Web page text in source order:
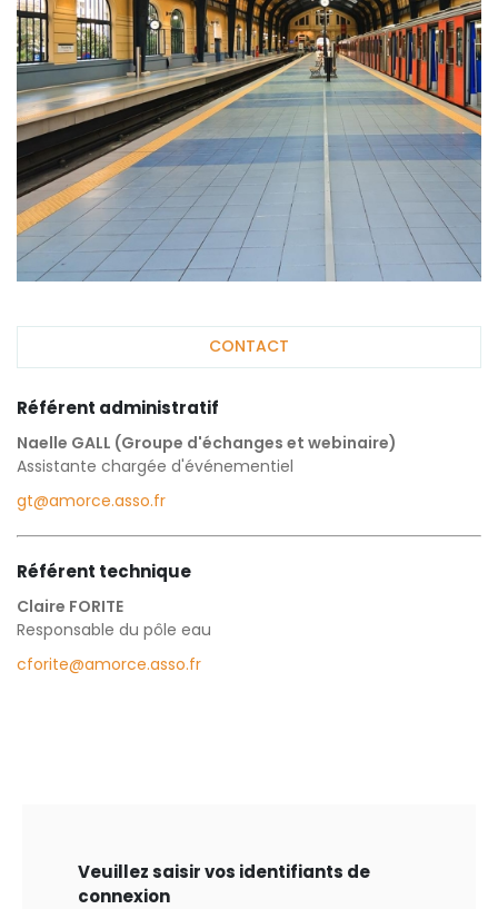
CONTACT
Référent administratif
Naelle GALL (Groupe d'échanges et webinaire)
Assistante chargée d'événementiel
gt@amorce.asso.fr
Référent technique
Claire FORITE
Responsable du pôle eau
cforite@amorce.asso.fr
Veuillez saisir vos identifiants de
connexion